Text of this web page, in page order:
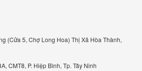
(Cửa 5, Chợ Long Hoa) Thị Xã Hòa Thành,
CMT8, P. Hiệp Bình, Tp. Tây Ninh